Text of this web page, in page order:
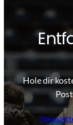
Hole dir